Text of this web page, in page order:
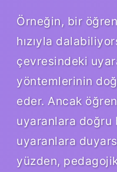
Örneğin, bir
hızıyla
çevresindeki
yöntemlerinin
eder. Ancak
uyaranlara doğru
uyaranlara
yüzden,